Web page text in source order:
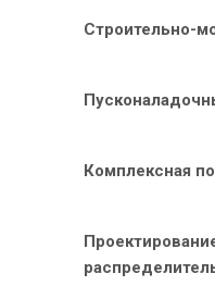
Строительно-
Комплексная